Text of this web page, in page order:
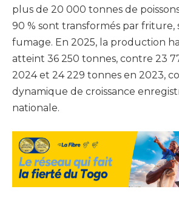
plus de 20 000 tonnes de
90 % sont transformés par friture,
fumage. En 2025, la production
atteint 36 250 tonnes, contre 23
2024 et 24 229 tonnes en 2023,
dynamique de croissance
nationale.